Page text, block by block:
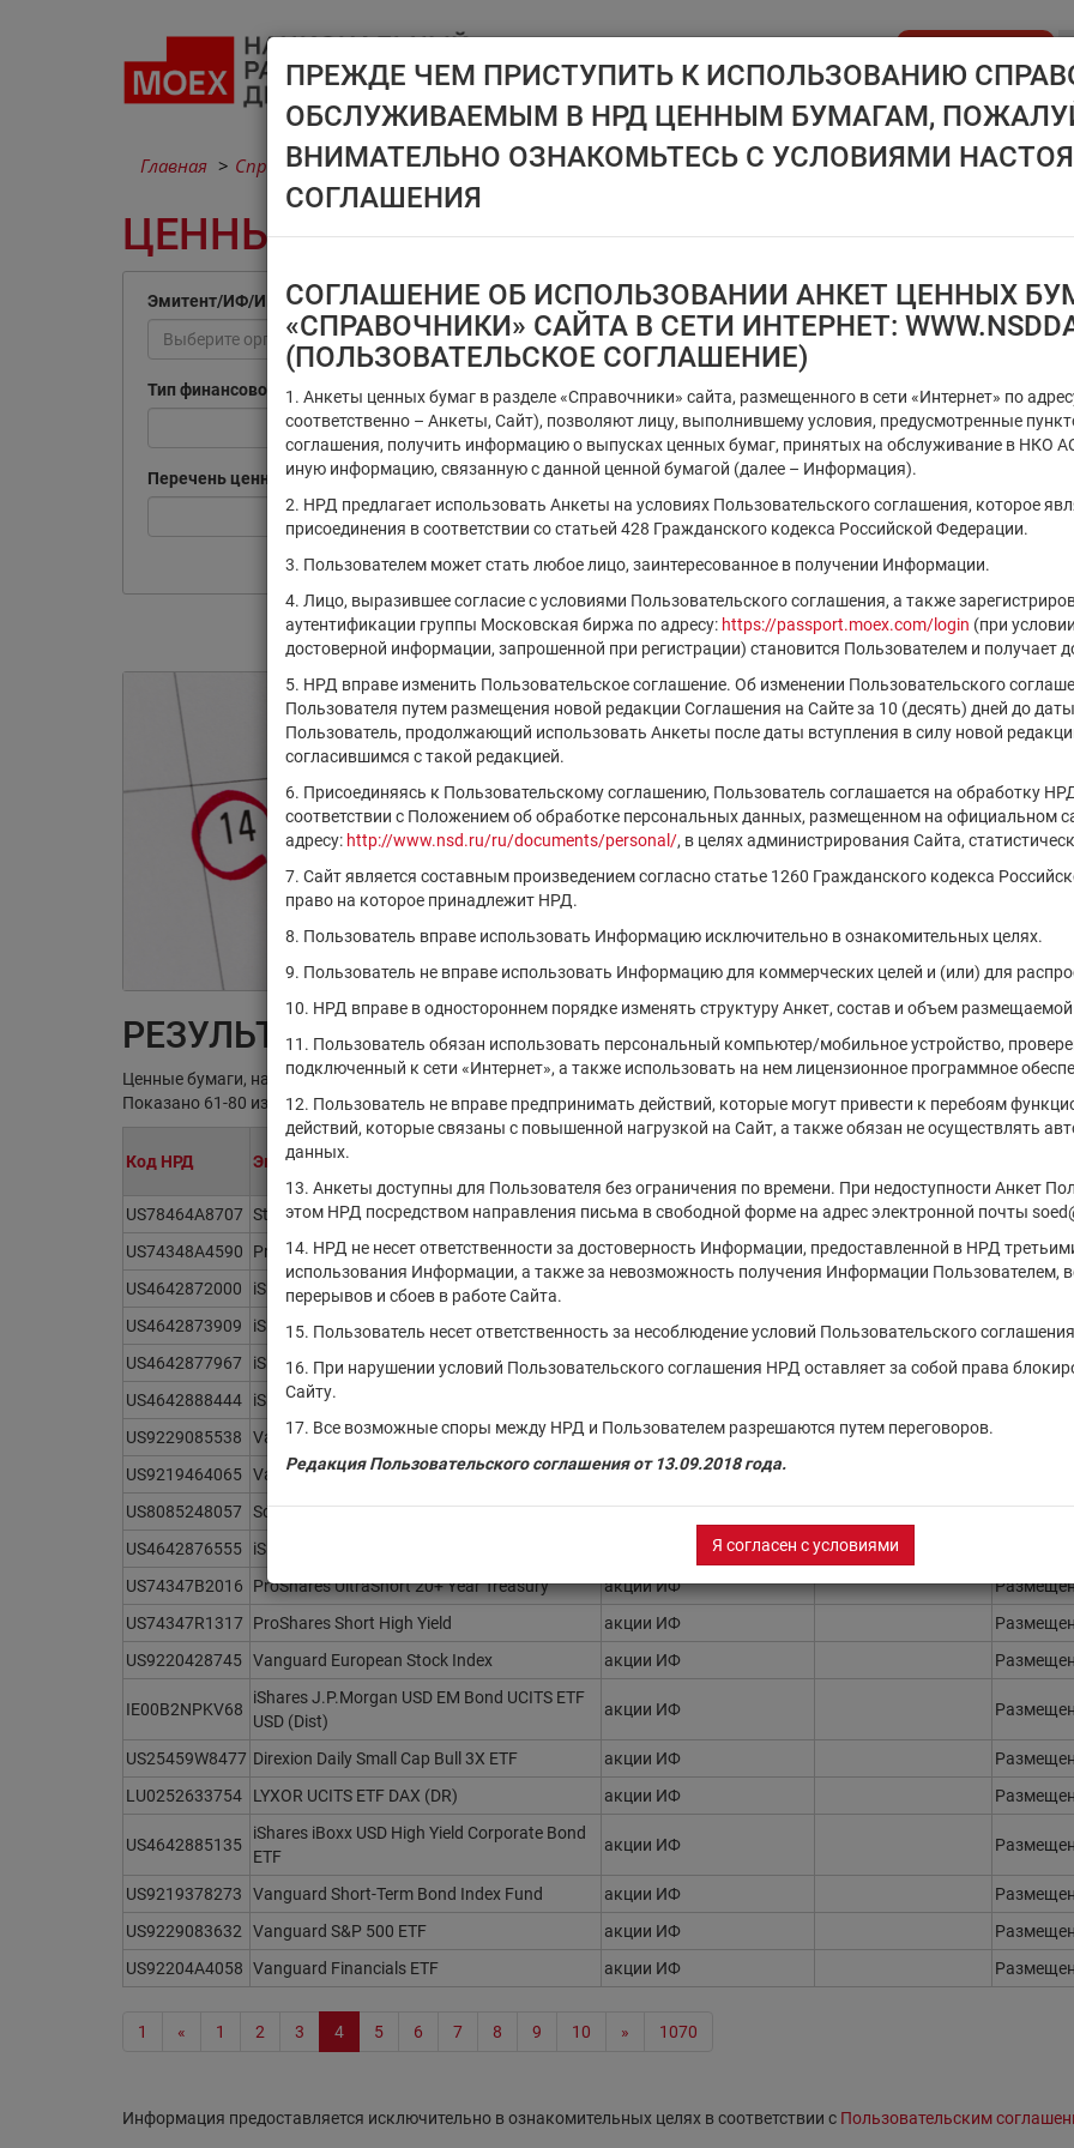
API NSD ДИСК НРД ЦЕНОВОЙ ЦЕНТР
Главная Справочники Ценные бумаги
ЦЕННЫЕ БУМАГИ
ПРЕЖДЕ ЧЕМ ПРИСТУПИТЬ К ИСПОЛЬЗОВАНИЮ
ОБСЛУЖИВАЕМЫМ В НРД ЦЕННЫМ БУМАГАМ,
ВНИМАТЕЛЬНО ОЗНАКОМЬТЕСЬ С УСЛОВИЯМИ
СОГЛАШЕНИЯ
СОГЛАШЕНИЕ ОБ ИСПОЛЬЗОВАНИИ АНКЕТ ЦЕННЫХ
«СПРАВОЧНИКИ» САЙТА В СЕТИ ИНТЕРНЕТ:
(ПОЛЬЗОВАТЕЛЬСКОЕ СОГЛАШЕНИЕ)
1. Анкеты ценных бумаг в разделе «Справочники» сайта, размещенного в сети «Интернет» по
соответственно – Анкеты, Сайт), позволяют лицу, выполнившему условия, предусмотренные
соглашения, получить информацию о выпусках ценных бумаг, принятых на обслуживание в НКО
иную информацию, связанную с данной ценной бумагой (далее – Информация).
2. НРД предлагает использовать Анкеты на условиях Пользовательского соглашения, которое
присоединения в соответствии со статьей 428 Гражданского кодекса Российской Федерации.
3. Пользователем может стать любое лицо, заинтересованное в получении Информации.
4. Лицо, выразившее согласие с условиями Пользовательского соглашения, а также
аутентификации группы Московская биржа по адресу: https://passport.moex.com/login (при
достоверной информации, запрошенной при регистрации) становится Пользователем и получает
5. НРД вправе изменить Пользовательское соглашение. Об изменении Пользовательского
Пользователя путем размещения новой редакции Соглашения на Сайте за 10 (десять) дней до даты
Пользователь, продолжающий использовать Анкеты после даты вступления в силу новой
согласившимся с такой редакцией.
6. Присоединяясь к Пользовательскому соглашению, Пользователь соглашается на обработку
соответствии с Положением об обработке персональных данных, размещенном на официальном
адресу: http://www.nsd.ru/ru/documents/personal/, в целях администрирования Сайта,
7. Сайт является составным произведением согласно статье 1260 Гражданского кодекса
право на которое принадлежит НРД.
8. Пользователь вправе использовать Информацию исключительно в ознакомительных целях.
9. Пользователь не вправе использовать Информацию для коммерческих целей и (или) для
10. НРД вправе в одностороннем порядке изменять структуру Анкет, состав и объем
11. Пользователь обязан использовать персональный компьютер/мобильное устройство,
подключенный к сети «Интернет», а также использовать на нем лицензионное программное
12. Пользователь не вправе предпринимать действий, которые могут привести к перебоям
действий, которые связаны с повышенной нагрузкой на Сайт, а также обязан не осуществлять
данных.
13. Анкеты доступны для Пользователя без ограничения по времени. При недоступности Анкет
этом НРД посредством направления письма в свободной форме на адрес электронной почты
14. НРД не несет ответственности за достоверность Информации, предоставленной в НРД
использования Информации, а также за невозможность получения Информации Пользователем,
перерывов и сбоев в работе Сайта.
15. Пользователь несет ответственность за несоблюдение условий Пользовательского
16. При нарушении условий Пользовательского соглашения НРД оставляет за собой права
Сайту.
17. Все возможные споры между НРД и Пользователем разрешаются путем переговоров.
Редакция Пользовательского соглашения от 13.09.2018 года.
Я согласен с условиями
Эмитент/ИФ/ИП
Выберите организацию
Тип финансового инструмента
Перечень ценных бумаг, по которым
Ценные бумаги,
Регистрационный номер/код
Тип идентификатора ц.б.
×
Регистрационный номер
РЕЗУЛЬТАТЫ ПОИСКА:
Ценные бумаги, находящиеся на обслуживании в НРД на 06.08.2026
Показано 61-80 из 21391 найденных ценных бумаг.
Код НРД Эмитент/ИФ/ИП
US78464A8707 State Street SPDR S&P Biotech ETF акции ИФ
US74348A4590
ProShares UltraShort MSCI Japan акции ИФ
US4642872000
iShares Core S&P 500 ETF
US4642873909
iShares Latin America 40 ETF акции ИФ Размещен
US4642877967
iShares U.S. Energy ETF акции ИФ
US4642888444
iShares U.S. Oil Equipment & Services ETF
US9229085538
Vanguard Real Estate ETF акции ИФ
US9219464065 Vanguard High Dividend Yield ETF акции ИФ
US8085248057 Schwab International Equity ETF акции ИФ
US4642876555
iShares Russell 2000 ETF
US74347B2016
ProShares UltraShort 20+ Year Treasury акции ИФ
US74347R1317 ProShares Short High Yield акции ИФ Размещен
US9220428745 Vanguard European Stock Index акции ИФ Размещен
IE00B2NPKV68
iShares J.P.Morgan USD EM Bond UCITS ETF
USD (Dist)
акции ИФ Размещен
US25459W8477 Direxion Daily Small Cap Bull 3X ETF акции ИФ Размещен
LU0252633754
LYXOR UCITS ETF DAX (DR) акции ИФ Размещен
US4642885135
iShares iBoxx USD High Yield Corporate Bond
ETF
акции ИФ Размещен
US9219378273 Vanguard Short-Term Bond Index Fund акции ИФ Размещен
US9229083632
Vanguard S&P 500 ETF акции ИФ Размещен
US92204A4058 Vanguard Financials ETF акции ИФ Размещен
1 « 1 2 3 4 5 6 7 8 9 10 » 1070
Информация предоставляется исключительно в ознакомительных целях в соответствии с Пользовательским